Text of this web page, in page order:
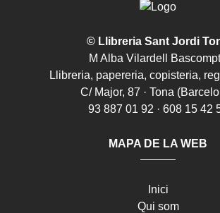
© Llibreria Sant Jordi
M Alba Vilardell
Llibreria, papereria, copisteria,
C/ Major, 87 · Tona
93 887 01 92 · 608 15 42
MAPA DE LA WEB
Inici
Qui som